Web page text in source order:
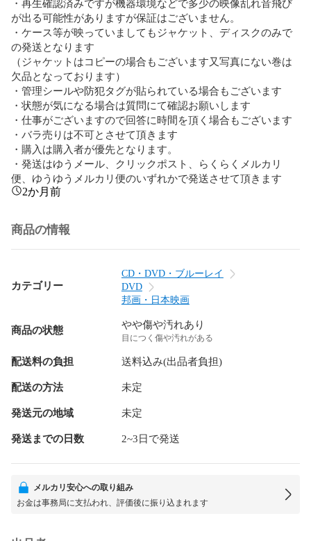
が出る可能性がありますが保証はございません。
・ケース等が映っていましてもジャケット、ディスクのみで
の発送となります
（ジャケットはコピーの場合もございます又写真にない巻は
欠品となっております）
・管理シールや防犯タグが貼られている場合もございます
・状態が気になる場合は質問にて確認お願いします
・仕事がございますので回答に時間を頂く場合もございます
・バラ売りは不可とさせて頂きます
・購入は購入者が優先となります。
・発送はゆうメール、クリックポスト、らくらくメルカリ
便、ゆうゆうメルカリ便のいずれかで発送させて頂きます
2か月前
商品の情報
カテゴリー
CD・DVD・ブルーレイ
DVD
邦画・日本映画
商品の状態 やや傷や汚れあり
目につく傷や汚れがある
配送料の負担 送料込み(出品者負担)
配送の方法 未定
発送元の地域 未定
発送までの日数 2~3日で発送
メルカリ安心への取り組み
お金は事務局に支払われ、評価後に振り込まれます